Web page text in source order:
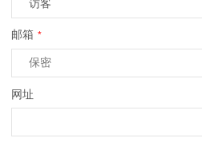
邮箱 *
网址